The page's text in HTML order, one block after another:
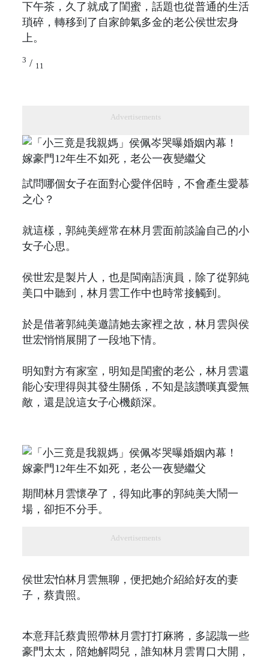
下午茶，久了就成了閨蜜，話題也從普通的生活
瑣碎，轉移到了自家帥氣多金的老公侯世宏身
上。
3 / 11
Advertisements
試問哪個女子在面對心愛伴侶時，不會產生愛慕
之心？
就這樣，郭純美經常在林月雲面前談論自己的小
女子心思。
侯世宏是製片人，也是閩南語演員，除了從郭純
美口中聽到，林月雲工作中也時常接觸到。
於是借著郭純美邀請她去家裡之故，林月雲與侯
世宏悄悄展開了一段地下情。
明知對方有家室，明知是閨蜜的老公，林月雲還
能心安理得與其發生關係，不知是該讚嘆真愛無
敵，還是說這女子心機頗深。
期間林月雲懷孕了，得知此事的郭純美大鬧一
場，卻拒不分手。
Advertisements
侯世宏怕林月雲無聊，便把她介紹給好友的妻
子，蔡貴照。
本意拜託蔡貴照帶林月雲打打麻將，多認識一些
豪門太太，陪她解悶兒，誰知林月雲胃口大開，